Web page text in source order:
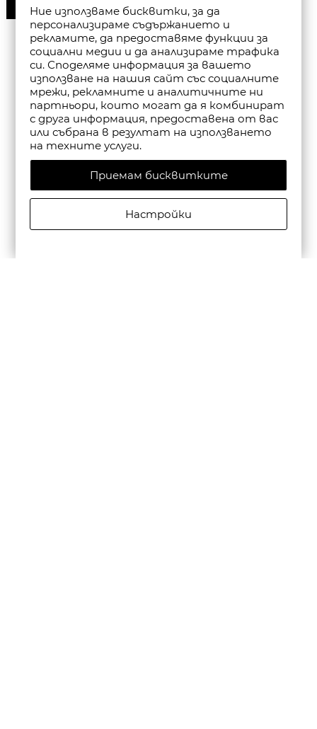
30%Ние използваме бисквитки, за да
персонализираме съдържанието и
рекламите, да предоставяме функции за
социални медии и да анализираме трафика
си. Споделяме информация за вашето
използване на нашия сайт със социалните
мрежи, рекламните и аналитичните ни
партньори, които могат да я комбинират
с друга информация, предоставена от вас
или събрана в резултат на използването
на техните услуги.
Приемам бисквитките
Настройки